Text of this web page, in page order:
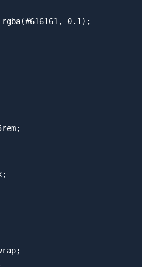
0.1);